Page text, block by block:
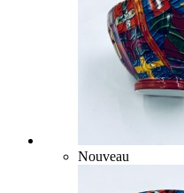
Nouveau